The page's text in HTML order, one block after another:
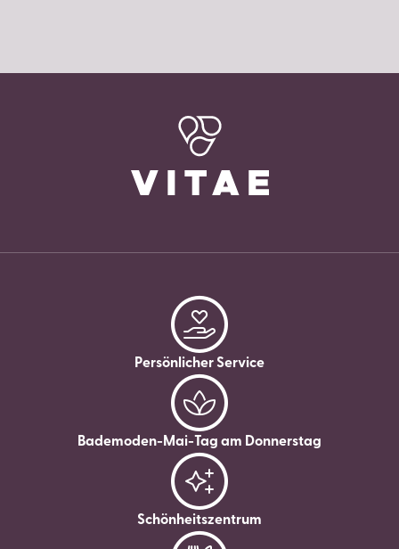
Persönlicher Service
Bademoden-Mai-Tag am Donnerstag
Schönheitszentrum